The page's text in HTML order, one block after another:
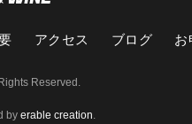
アクセス ブログ お
Reserved.
by erable creation.